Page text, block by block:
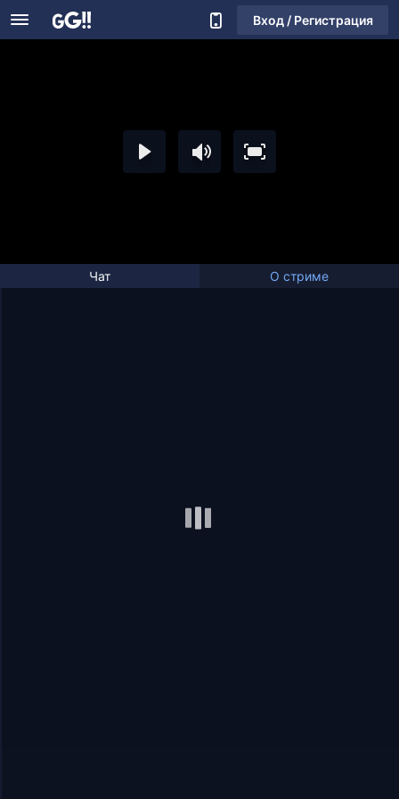
Вход / Регистрация
Чат О стриме